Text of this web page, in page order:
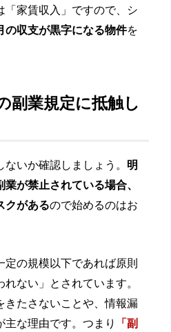
家賃収入」ですので、シ
の収支が黒字になる物件を
副業規定に抵触し
いか確認しましょう。 明
が禁止されている場合、
クがあるので始めるのはお
の規模以下であれば原則
ない」とされています。
たさないことや、情報漏
な理由です。つまり 「副